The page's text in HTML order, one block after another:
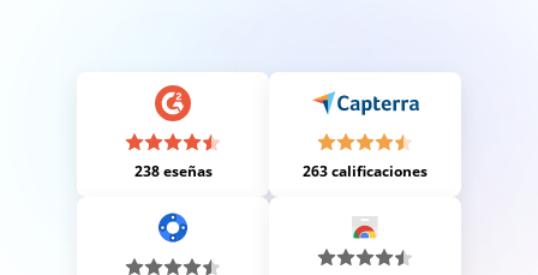
238 eseñas 263 calificaciones